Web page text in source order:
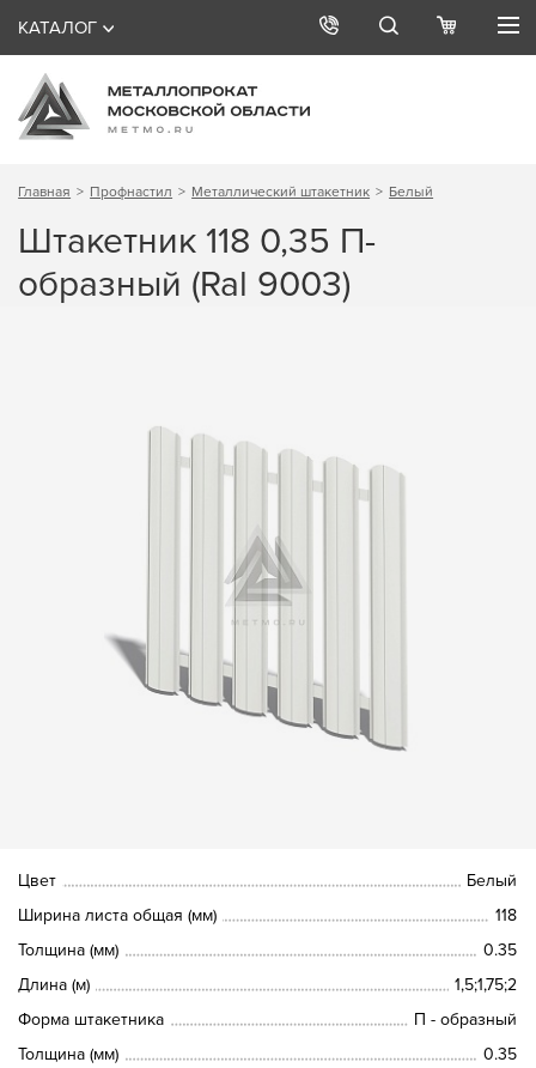
КАТАЛОГ
Главная Профнастил Металлический штакетник Белый
Штакетник 118 0,35 П-
образный (Ral 9003)
Цвет
Белый
Ширина листа общая (мм)
118
Толщина (мм)
0.35
Длина (м)
1,5;1,75;2
Форма штакетника
П - образный
Толщина (мм)
0.35